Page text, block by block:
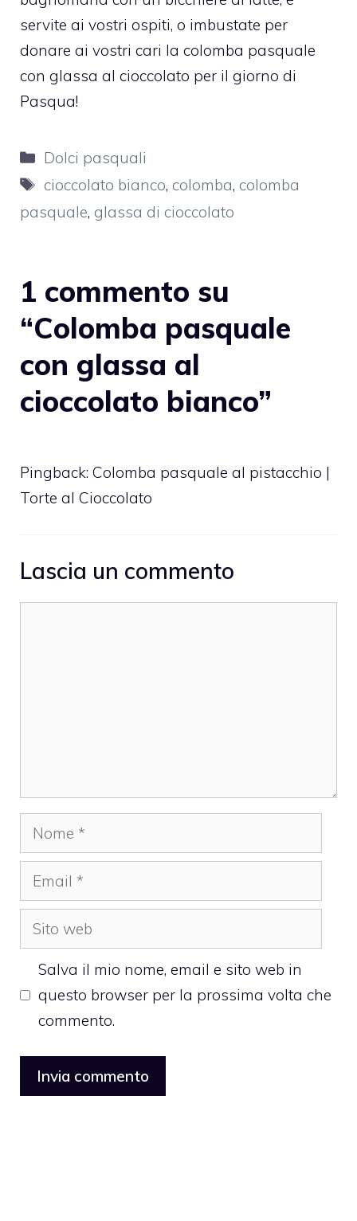
servite ai vostri ospiti, o imbustate per
donare ai vostri cari la colomba pasquale
con glassa al cioccolato per il giorno di
Pasqua!
Categorie
Dolci pasquali
Tag
cioccolato bianco, colomba, colomba
pasquale, glassa di cioccolato
1 commento su
“Colomba pasquale
con glassa al
cioccolato bianco”
Pingback: Colomba pasquale al pistacchio |
Torte al Cioccolato
Lascia un commento
Nome
Email
Sito
web
Salva il mio nome, email e sito web in
questo browser per la prossima volta che
commento.